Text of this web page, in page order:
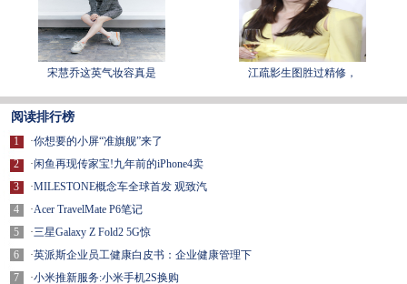
宋慧乔这英气妆容真是 江疏影生图胜过精修，
阅读排行榜
1
2
3
4
5
6
7
·你想要的小屏“准旗舰”来了
·闲鱼再现传家宝!九年前的iPhone4卖
·MILESTONE概念车全球首发 观致汽
·Acer TravelMate P6笔记
·三星Galaxy Z Fold2 5G惊
·英派斯企业员工健康白皮书：企业健康管理下
·小米推新服务:小米手机2S换购